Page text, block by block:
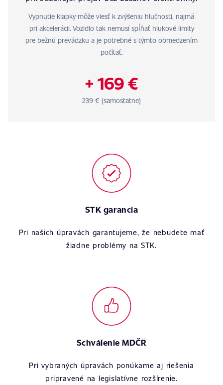
Vypnutie klapky môže viesť k zvýšeniu hlučnosti, najmä
pri akcelerácii. Vozidlo tak nemusí spĺňať hlukové limity
pre bežnú prevádzku a je potrebné s týmto obmedzením
počítať.
+ 169 €
239 € (samostatne)
STK garancia
Pri našich úpravách garantujeme, že nebudete mať
žiadne problémy na STK.
Schválenie MDČR
Pri vybraných úpravách ponúkame aj riešenia
pripravené na legislatívne rozšírenie.